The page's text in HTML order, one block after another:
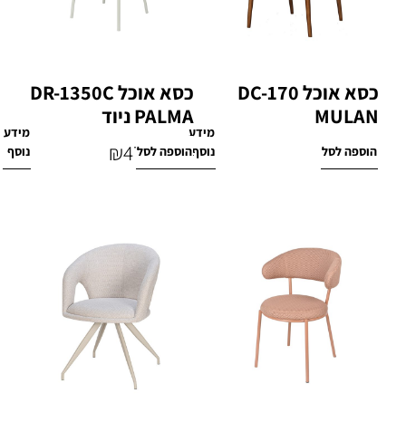
כסא אוכל DC-170
MULAN
₪1,540
הוספה לסל
מידע
נוסף
כסא אוכל DR-1350C
PALMA ניוד
₪790
₪470הוספה לסל
מידע
נוסף